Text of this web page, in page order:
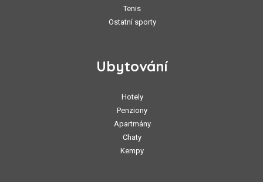
Tenis
Ostatní sporty
Ubytování
Hotely
Penziony
Apartmány
Chaty
Kempy